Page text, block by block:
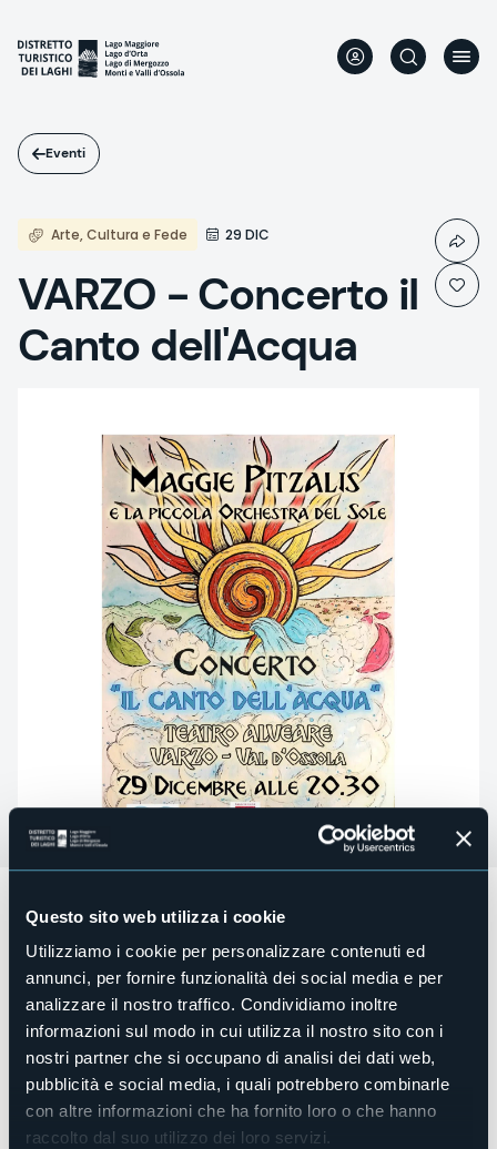
Questo sito web utilizza i cookie
Utilizziamo i cookie per personalizzare contenuti ed
annunci, per fornire funzionalità dei social media e per
analizzare il nostro traffico. Condividiamo inoltre
informazioni sul modo in cui utilizza il nostro sito con i
nostri partner che si occupano di analisi dei dati web,
pubblicità e social media, i quali potrebbero combinarle
con altre informazioni che ha fornito loro o che hanno
raccolto dal suo utilizzo dei loro servizi.
contenuto
principale
Eventi
Arte, Cultura e Fede 29 DIC
VARZO - Concerto il
Canto dell'Acqua
"Alveare" si terrà il Concerto il Canto dell'Acqua
Maggie Pitzalis e la piccola orchestra del sole.
Organizzatore
Pro loco Valle Divedro
Luogo dell'evento
Teatro "Alveare"
Sito web
https://www.facebook.com/photo/?